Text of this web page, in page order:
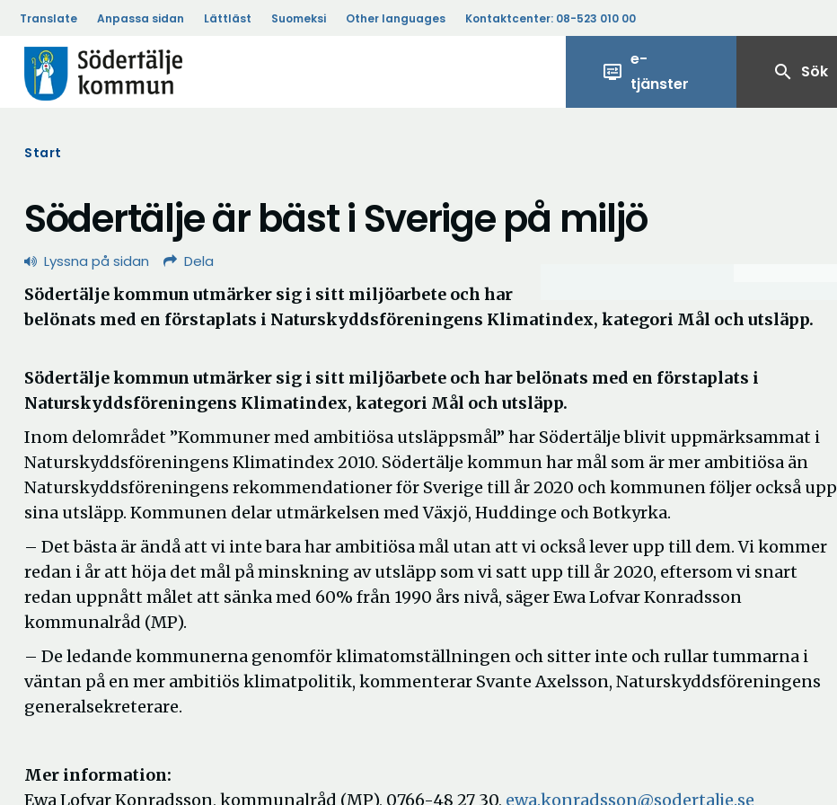
Translate Anpassa sidan Lättläst Suomeksi Other languages Kontaktcenter: 08-523 010 00
display_settings
e-
tjänster
search Sök
Start
Södertälje är bäst i Sverige på miljö
Lyssna på sidan Dela
Södertälje kommun utmärker sig i sitt miljöarbete och har
belönats med en förstaplats i Naturskyddsföreningens Klimatindex, kategori Mål och utsläpp.
Södertälje kommun utmärker sig i sitt miljöarbete och har belönats med en förstaplats i
Naturskyddsföreningens Klimatindex, kategori Mål och utsläpp.
Inom delområdet ”Kommuner med ambitiösa utsläppsmål” har Södertälje blivit uppmärksammat i
Naturskyddsföreningens Klimatindex 2010. Södertälje kommun har mål som är mer ambitiösa än
Naturskyddsföreningens rekommendationer för Sverige till år 2020 och kommunen följer också upp
sina utsläpp. Kommunen delar utmärkelsen med Växjö, Huddinge och Botkyrka.
– Det bästa är ändå att vi inte bara har ambitiösa mål utan att vi också lever upp till dem. Vi kommer
redan i år att höja det mål på minskning av utsläpp som vi satt upp till år 2020, eftersom vi snart
redan uppnått målet att sänka med 60% från 1990 års nivå, säger Ewa Lofvar Konradsson
kommunalråd (MP).
– De ledande kommunerna genomför klimatomställningen och sitter inte och rullar tummarna i
väntan på en mer ambitiös klimatpolitik, kommenterar Svante Axelsson, Naturskyddsföreningens
generalsekreterare.
Mer information:
Ewa Lofvar Konradsson, kommunalråd (MP), 0766-48 27 30, ewa.konradsson@sodertalje.se